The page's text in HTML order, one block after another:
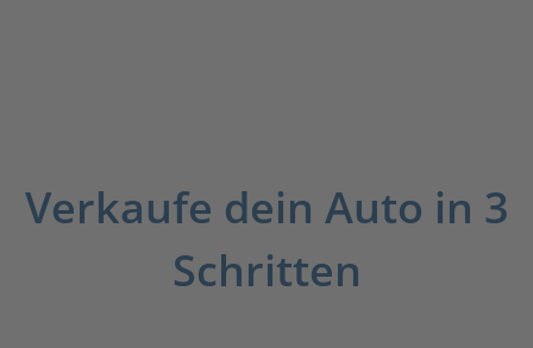
Verkaufe dein Auto in 3
Schritten